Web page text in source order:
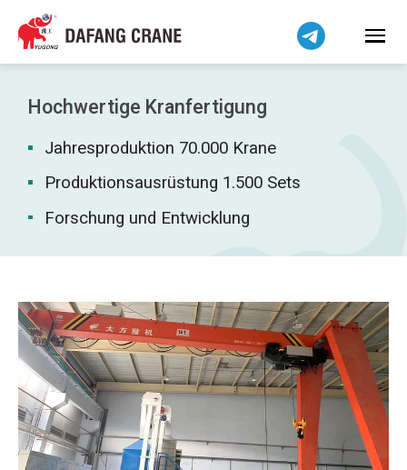
Hochwertige Kranfertigung
Jahresproduktion 70.000 Krane
Produktionsausrüstung 1.500 Sets
Forschung und Entwicklung
Bahasa Indonesia
Bahasa Melayu
Tiếng Việt
简体中文
فارسی
Pilipino
اردو
Беларуская мова
Kiswahili
Dansk
Norsk
O‘zbekcha